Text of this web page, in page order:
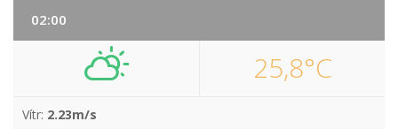
02:00
25,8°C
Vítr: 2.23m/s